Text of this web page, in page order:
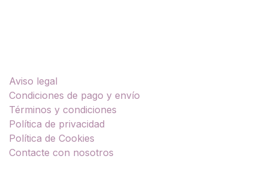
Aviso legal
Condiciones de pago y envío
Términos y condiciones
Política de privacidad
Política de Cookies
Contacte con nosotros